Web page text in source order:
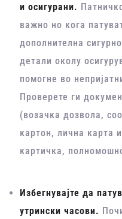
и осигурани.
важно но кога
дополнителна
детали околу
помогне во
Проверете ги
(возачка дозвола,
картон, лична карта
картичка,
Избегнувајте да
утрински часови.